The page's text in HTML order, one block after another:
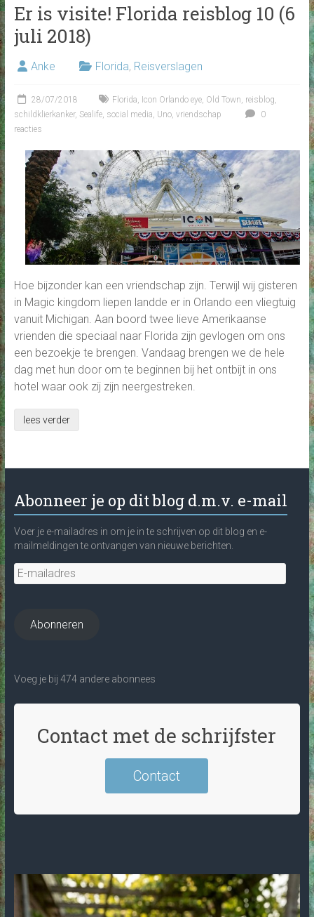
Er is visite! Florida reisblog 10 (6
juli 2018)
Anke Florida, Reisverslagen
28/07/2018 Florida Icon Orlando eye, Old Town reisblog
schildklierkanker, Sealife, social media Uno, vriendschap
0
reacties
Hoe bijzonder kan een vriendschap zijn. Terwijl wij gisteren
in Magic kingdom liepen landde er in Orlando een vliegtuig
vanuit Michigan. Aan boord twee lieve Amerikaanse
vrienden die speciaal naar Florida zijn gevlogen om ons
een bezoekje te brengen. Vandaag brengen we de hele
dag met hun door om te beginnen bij het ontbijt in ons
hotel waar ook zij zijn neergestreken.
lees verder
Abonneer je op dit blog d.m.v. e-mail
Voer je e-mailadres in om je in te schrijven op dit blog en e-
mailmeldingen te ontvangen van nieuwe berichten.
E-
mailadres
Abonneren
Voeg je bij 474 andere abonnees
Contact met de schrijfster
Contact